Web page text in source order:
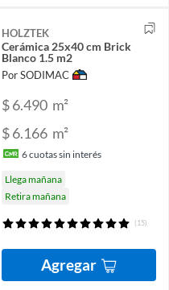
HOLZTEK
Cerámica 25x40 cm Brick
Blanco 1.5 m2
Por SODIMAC
$ 6.490 m²
$ 6.166 m²
6cuotas sin interés
Llega mañana
Retira mañana
(15)
Agregar